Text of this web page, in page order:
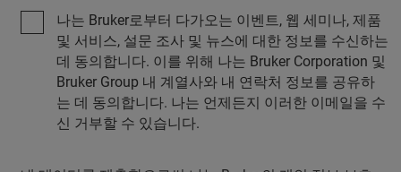
나는 Bruker로부터 다가오는 이벤트, 웹 세미나, 제품
및 서비스, 설문 조사 및 뉴스에 대한 정보를 수신하는
데 동의합니다. 이를 위해 나는 Bruker Corporation 및
Bruker Group 내 계열사와 내 연락처 정보를 공유하
는 데 동의합니다. 나는 언제든지 이러한 이메일을 수
신 거부할 수 있습니다.